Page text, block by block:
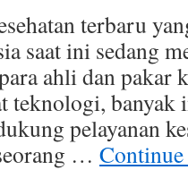
terbaru
saat ini sedang
ahli dan pakar
teknologi, banyak
pelayanan
…